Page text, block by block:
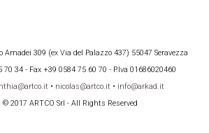
Amadei 309 (ex Via del Palazzo 437) 55047 Seravezza
70 34 - Fax +39 0584 75 60 70 - P.Iva 01686020460
• nicolas@artco.it • info@arkad.it
© 2017 ARTCO Srl - All Rights Reserved